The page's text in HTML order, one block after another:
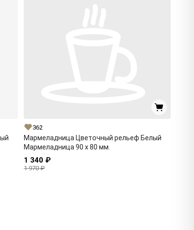
362
Мармеладница Цветочный рельеф Белый
Мармеладница 90 x 80 мм.
1 340 ₽
1 970 ₽